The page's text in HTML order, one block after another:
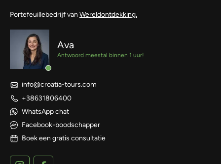
Portefeuillebedrijf van Wereldontdekking.
Ava
Antwoord meestal binnen 1 uur!
info@croatia-tours.com
+38631806400
WhatsApp chat
Facebook-boodschapper
Boek een gratis consultatie